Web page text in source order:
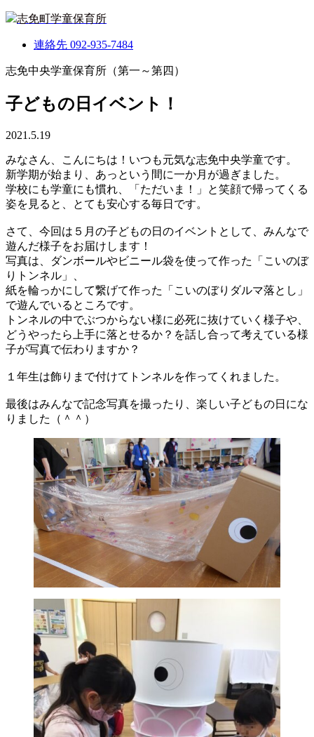
志免町学童保育所
連絡先 092-935-7484
志免中央学童保育所（第一～第四）
子どもの日イベント！
2021.5.19
みなさん、こんにちは！いつも元気な志免中央学童です。
新学期が始まり、あっという間に一か月が過ぎました。
学校にも学童にも慣れ、「ただいま！」と笑顔で帰ってくる
姿を見ると、とても安心する毎日です。
さて、今回は５月の子どもの日のイベントとして、みんなで
遊んだ様子をお届けします！
写真は、ダンボールやビニール袋を使って作った「こいのぼ
りトンネル」、
紙を輪っかにして繋げて作った「こいのぼりダルマ落とし」
で遊んでいるところです。
トンネルの中でぶつからない様に必死に抜けていく様子や、
どうやったら上手に落とせるか？を話し合って考えている様
子が写真で伝わりますか？
１年生は飾りまで付けてトンネルを作ってくれました。
最後はみんなで記念写真を撮ったり、楽しい子どもの日にな
りました（＾＾）